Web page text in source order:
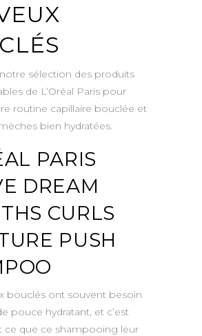
sélection des produits
de L’Oréal Paris pour
routine capillaire bouclée et
bien hydratées.
PARIS
DREAM
CURLS
PUSH
bouclés ont souvent besoin
pouce hydratant, et c’est
ce que ce shampooing leur